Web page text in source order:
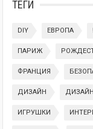
ТЕГИ
DIY ЕВРОПА
ПАРИЖ
ФРАНЦИЯ
ДИЗАЙН
ИГРУШКИ